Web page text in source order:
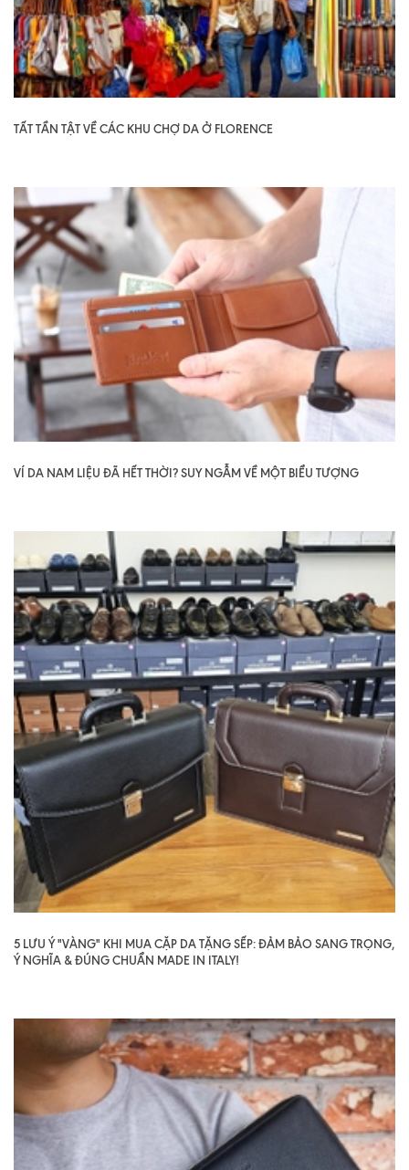
TẤT TẦN TẬT VỀ CÁC KHU CHỢ DA Ở FLORENCE
VÍ DA NAM LIỆU ĐÃ HẾT THỜI? SUY NGẪM VỀ MỘT BIỂU TƯỢNG
5 LƯU Ý "VÀNG" KHI MUA CẶP DA TẶNG SẾP: ĐẢM BẢO SANG TRỌNG,
Ý NGHĨA & ĐÚNG CHUẨN MADE IN ITALY!